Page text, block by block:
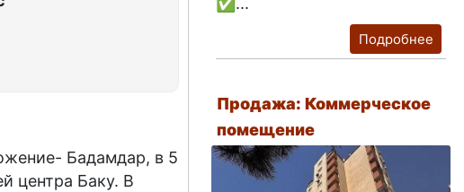
Бадамдар, в 5
центра Баку. В
Подробнее
Продажа: Коммерческое
помещение